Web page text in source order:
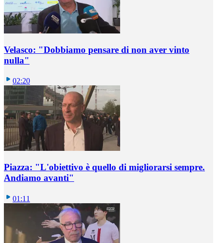
Velasco: "Dobbiamo pensare di non aver vinto
nulla"
02:20
Piazza: "L'obiettivo è quello di migliorarsi sempre.
Andiamo avanti"
01:11